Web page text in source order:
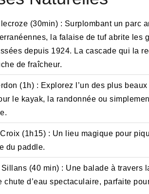
(30min) : Surplombant un parc
la falaise de tuf abrite les
depuis 1924. La cascade qui la
de fraîcheur.
(1h) : Explorez l’un des plus
le kayak, la randonnée ou
(1h15) : Un lieu magique pour
du paddle.
(40 min) : Une balade à travers
chute d’eau spectaculaire, parfaite